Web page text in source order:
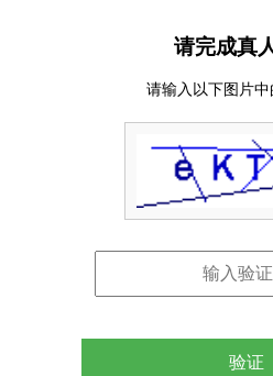
请完成真
请输入以下图片中
验证